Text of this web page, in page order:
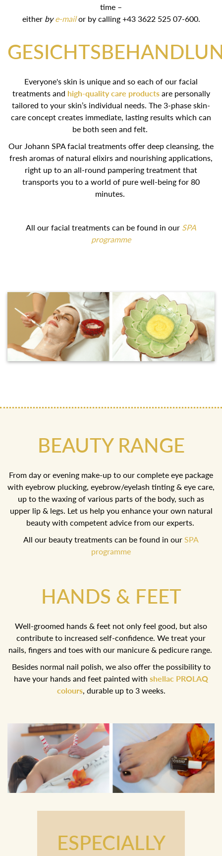
time –
either bye-mailor by calling +43 3622 525 07-600.
Everyone's skin is unique and so each of our facial
treatments and high-quality care productsare personally
tailored to your skin’s individual needs. The 3-phase skin-
care concept creates immediate, lasting results which can
be both seen and felt.
Our Johann SPA facial treatments offer deep cleansing, the
fresh aromas of natural elixirs and nourishing applications,
right up to an all-round pampering treatment that
transports you to a world of pure well-being for 80
minutes.
All our facial treatments can be found in our SPA
programme
BEAUTY RANGE
From day or evening make-up to our complete eye package
with eyebrow plucking, eyebrow/eyelash tinting & eye care,
up to the waxing of various parts of the body, such as
upper lip & legs. Let us help you enhance your own natural
beauty with competent advice from our experts.
All our beauty treatments can be found in our SPA
programme
HANDS & FEET
Well-groomed hands & feet not only feel good, but also
contribute to increased self-confidence. We treat your
nails, fingers and toes with our manicure & pedicure range.
Besides normal nail polish, we also offer the possibility to
have your hands and feet painted with shellac PROLAQ
colours, durable up to 3 weeks.
ESPECIALLY